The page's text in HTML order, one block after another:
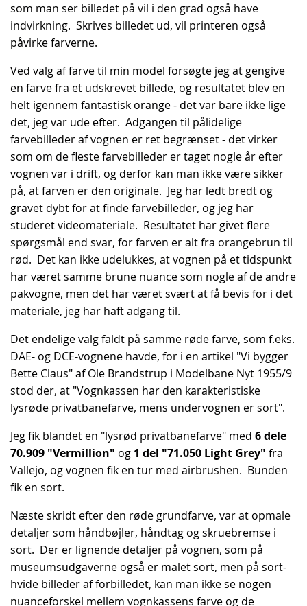
som man ser billedet på vil i den grad også have
indvirkning. Skrives billedet ud, vil printeren også
påvirke farverne.
Ved valg af farve til min model forsøgte jeg at gengive
en farve fra et udskrevet billede, og resultatet blev en
helt igennem fantastisk orange - det var bare ikke lige
det, jeg var ude efter. Adgangen til pålidelige
farvebilleder af vognen er ret begrænset - det virker
som om de fleste farvebilleder er taget nogle år efter
vognen var i drift, og derfor kan man ikke være sikker
på, at farven er den originale. Jeg har ledt bredt og
gravet dybt for at finde farvebilleder, og jeg har
studeret videomateriale. Resultatet har givet flere
spørgsmål end svar, for farven er alt fra orangebrun til
rød. Det kan ikke udelukkes, at vognen på et tidspunkt
har været samme brune nuance som nogle af de andre
pakvogne, men det har været svært at få bevis for i det
materiale, jeg har haft adgang til.
Det endelige valg faldt på samme røde farve, som f.eks.
DAE- og DCE-vognene havde, for i en artikel "Vi bygger
Bette Claus" af Ole Brandstrup i Modelbane Nyt 1955/9
stod der, at "Vognkassen har den karakteristiske
lysrøde privatbanefarve, mens undervognen er sort".
Jeg fik blandet en "lysrød privatbanefarve" med 6 dele
70.909 "Vermillion" og 1 del "71.050 Light Grey" fra
Vallejo, og vognen fik en tur med airbrushen. Bunden
fik en sort.
Næste skridt efter den røde grundfarve, var at opmale
detaljer som håndbøjler, håndtag og skruebremse i
sort. Der er lignende detaljer på vognen, som på
museumsudgaverne også er malet sort, men på sort-
hvide billeder af forbilledet, kan man ikke se nogen
nuanceforskel mellem vognkassens farve og de